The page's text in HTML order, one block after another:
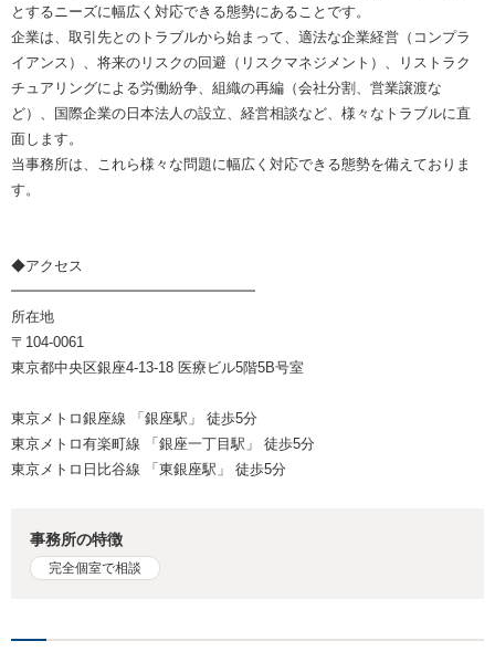
とするニーズに幅広く対応できる態勢にあることです。
企業は、取引先とのトラブルから始まって、適法な企業経営（コンプラ
イアンス）、将来のリスクの回避（リスクマネジメント）、リストラク
チュアリングによる労働紛争、組織の再編（会社分割、営業譲渡な
ど）、国際企業の日本法人の設立、経営相談など、様々なトラブルに直
面します。
当事務所は、これら様々な問題に幅広く対応できる態勢を備えておりま
す。
◆アクセス
━━━━━━━━━━━━━━━━━
所在地
〒104-0061
東京都中央区銀座4-13-18 医療ビル5階5B号室
東京メトロ銀座線 「銀座駅」 徒歩5分
東京メトロ有楽町線 「銀座一丁目駅」 徒歩5分
東京メトロ日比谷線 「東銀座駅」 徒歩5分
事務所の特徴
完全個室で相談